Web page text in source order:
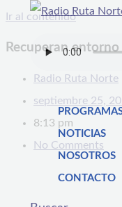
Ir al contenido
NOTICIAS
NOSOTROS
CONTACTO
Recuperan
Radio Ruta Norte
septiembre 25,
8:13 pm
No Comments